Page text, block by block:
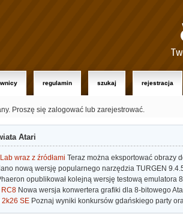
regulamin szukaj rejestracja
Proszę się zalogować lub zarejestrować.
Atari
wraz z źródłami Teraz można eksportować obrazy
nową wersję popularnego narzędzia TURGEN
opublikował kolejną wersję testową emulatora
RC8 Nowa wersja konwertera grafiki dla 8-bitowego
2k26 SE Poznaj wyniki konkursów gdańskiego party